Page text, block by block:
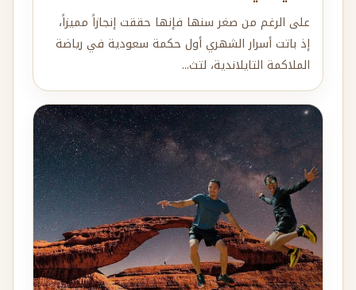
على الرغم من صغر سنها فإنها حققت إنجازاً مميزاً،
إذ باتت أسرار الشهري أول حكمة سعودية في رياضة
الملاكمة التايلاندية، لتث...